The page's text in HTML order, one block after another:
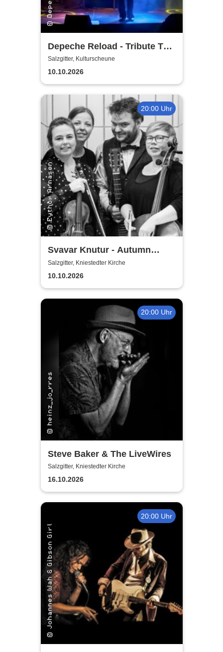
Depeche Reload - Tribute To
Depeche Mode
Salzgitter, Kulturscheune
10.10.2026
20:00 Uhr
Svavar Knutur - Autumn
String Trio Tour
Salzgitter, Kniestedter Kirche
10.10.2026
20:00 Uhr
Steve Baker & The LiveWires
Salzgitter, Kniestedter Kirche
16.10.2026
20:00 Uhr